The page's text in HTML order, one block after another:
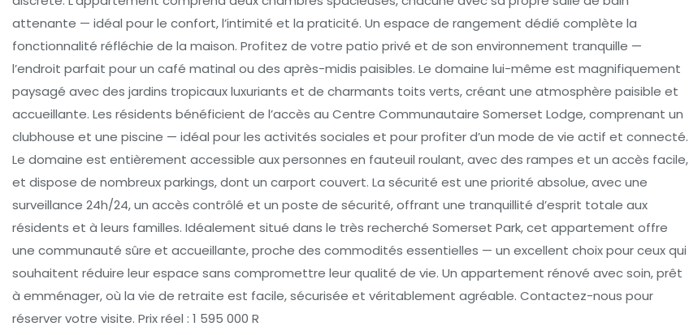
attenante — idéal pour le confort, l’intimité et la praticité. Un espace de rangement dédié complète la
fonctionnalité réfléchie de la maison. Profitez de votre patio privé et de son environnement tranquille —
l’endroit parfait pour un café matinal ou des après-midis paisibles. Le domaine lui-même est magnifiquement
paysagé avec des jardins tropicaux luxuriants et de charmants toits verts, créant une atmosphère paisible et
accueillante. Les résidents bénéficient de l’accès au Centre Communautaire Somerset Lodge, comprenant un
clubhouse et une piscine — idéal pour les activités sociales et pour profiter d’un mode de vie actif et connecté.
Le domaine est entièrement accessible aux personnes en fauteuil roulant, avec des rampes et un accès facile,
et dispose de nombreux parkings, dont un carport couvert. La sécurité est une priorité absolue, avec une
surveillance 24h/24, un accès contrôlé et un poste de sécurité, offrant une tranquillité d’esprit totale aux
résidents et à leurs familles. Idéalement situé dans le très recherché Somerset Park, cet appartement offre
une communauté sûre et accueillante, proche des commodités essentielles — un excellent choix pour ceux qui
souhaitent réduire leur espace sans compromettre leur qualité de vie. Un appartement rénové avec soin, prêt
à emménager, où la vie de retraite est facile, sécurisée et véritablement agréable. Contactez-nous pour
réserver votre visite. Prix réel : 1 595 000 R